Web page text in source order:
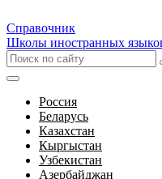
Справочник
Школы иностранных
Россия
Беларусь
Казахстан
Кыргыстан
Узбекистан
Азербайджан